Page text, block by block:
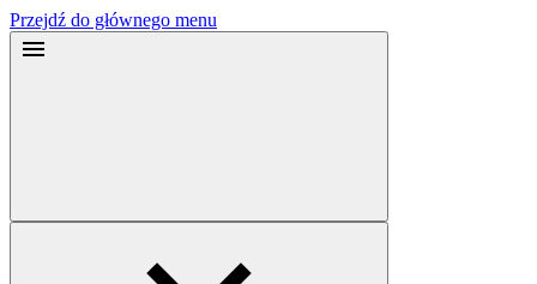
Przejdź do głównego menu